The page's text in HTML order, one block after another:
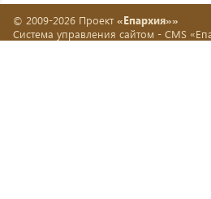
© 2009-2026 Проект «Епархия»»
Система управления сайтом - CMS